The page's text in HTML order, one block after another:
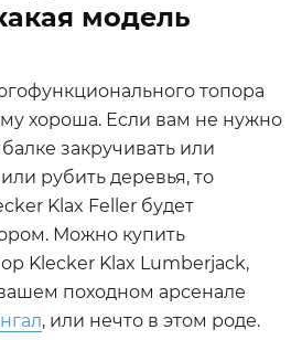
модель
топора
хороша. Если вам не нужно
закручивать или
рубить деревья, то
Klax Feller будет
Можно купить
Klecker Klax Lumberjack,
походном арсенале
, или нечто в этом роде.